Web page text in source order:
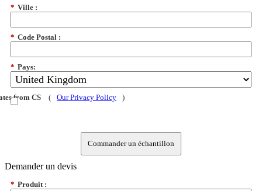
* Ville :
* Code Postal :
* Pays:
from CS ( Our Privacy Policy )
Commander un échantillon
Demander un devis
* Produit :